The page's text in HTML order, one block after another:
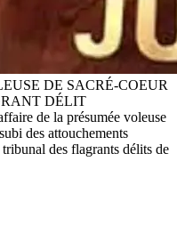
DE SACRÉ-COEUR
DÉLIT
de la présumée voleuse
des attouchements
des flagrants délits de